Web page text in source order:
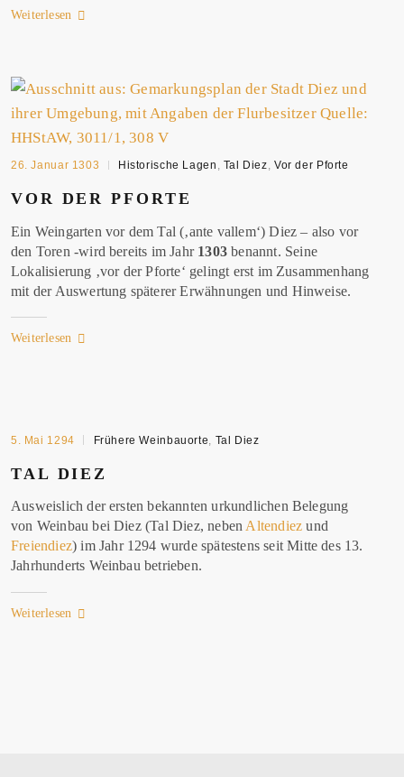
Weiterlesen
26. Januar 1303 Historische Lagen , Tal Diez, Vor der Pforte
VOR DER PFORTE
Ein Weingarten vor dem Tal (‚ante vallem‘) Diez – also vor
den Toren -wird bereits im Jahr 1303benannt. Seine
Lokalisierung ‚vor der Pforte‘ gelingt erst im Zusammenhang
mit der Auswertung späterer Erwähnungen und Hinweise.
Weiterlesen
5. Mai 1294 Frühere Weinbauorte Tal Diez
TAL DIEZ
Ausweislich der ersten bekannten urkundlichen Belegung
von Weinbau bei Diez (Tal Diez, nebenAltendiez und
Freiendiez) im Jahr 1294 wurde spätestens seit Mitte des 13.
Jahrhunderts Weinbau betrieben.
Weiterlesen